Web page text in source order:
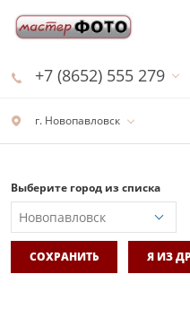
г. Новопавловск
+7 (8652) 555 279
Выберите город из списка
СОХРАНИТЬ Я ИЗ